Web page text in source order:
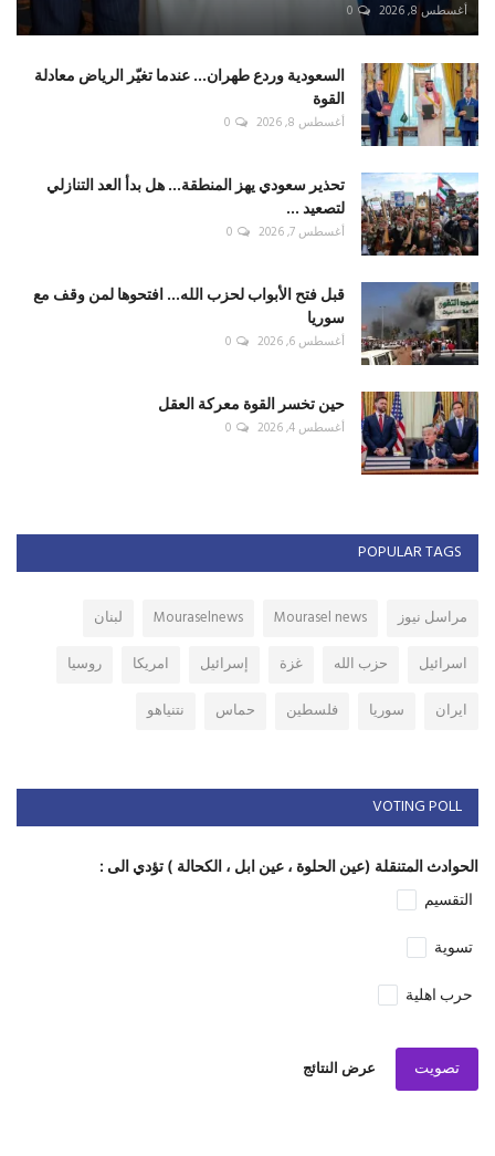
أغسطس 8, 2026 0
السعودية وردع طهران... عندما تغيّر الرياض معادلة
القوة
أغسطس 8, 2026 0
تحذير سعودي يهز المنطقة... هل بدأ العد التنازلي
لتصعيد ...
أغسطس 7, 2026 0
قبل فتح الأبواب لحزب الله... افتحوها لمن وقف مع
سوريا
أغسطس 6, 2026 0
حين تخسر القوة معركة العقل
أغسطس 4, 2026 0
POPULAR TAGS
مراسل نيوز Mourasel news
Mouraselnews
لبنان
اسرائيل
حزب الله غزة إسرائيل امريكا
روسيا
ايران
سوريا فلسطين حماس نتنياهو
VOTING POLL
الحوادث المتنقلة (عين الحلوة ، عين ابل ، الكحالة ) تؤدي الى :
التقسيم
تسوية
حرب اهلية
تصويت عرض النتائج